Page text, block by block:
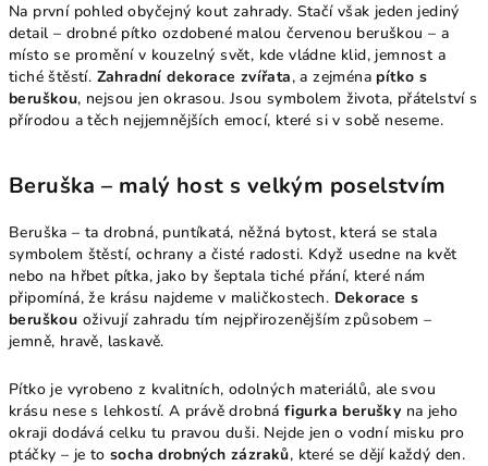
Na první pohled obyčejný kout zahrady. Stačí však jeden jediný
detail – drobné pítko ozdobené malou červenou beruškou – a
místo se promění v kouzelný svět, kde vládne klid, jemnost a
tiché štěstí. Zahradní dekorace zvířata, a zejména pítko s
beruškou, nejsou jen okrasou. Jsou symbolem života, přátelství s
přírodou a těch nejjemnějších emocí, které si v sobě neseme.
Beruška – malý host s velkým poselstvím
Beruška – ta drobná, puntíkatá, něžná bytost, která se stala
symbolem štěstí, ochrany a čisté radosti. Když usedne na květ
nebo na hřbet pítka, jako by šeptala tiché přání, které nám
připomíná, že krásu najdeme v maličkostech. Dekorace s
beruškou oživují zahradu tím nejpřirozenějším způsobem –
jemně, hravě, laskavě.
Pítko je vyrobeno z kvalitních, odolných materiálů, ale svou
krásu nese s lehkostí. A právě drobnáfigurka berušky na jeho
okraji dodává celku tu pravou duši. Nejde jen o vodní misku pro
ptáčky – je tosocha drobných zázraků, které se dějí každý den.